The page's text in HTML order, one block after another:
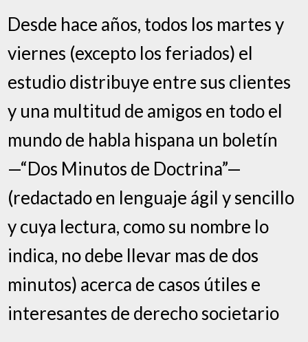
Desde hace años, todos los martes y
viernes (excepto los feriados) el
estudio distribuye entre sus clientes
y una multitud de amigos en todo el
mundo de habla hispana un boletín
—“Dos Minutos de Doctrina”—
(redactado en lenguaje ágil y sencillo
y cuya lectura, como su nombre lo
indica, no debe llevar mas de dos
minutos) acerca de casos útiles e
interesantes de derecho societario